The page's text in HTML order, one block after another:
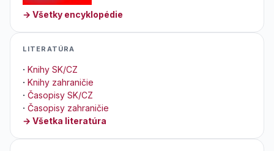
→ Všetky encyklopédie
LITERATÚRA
· Knihy SK/CZ
· Knihy zahraničie
· Časopisy SK/CZ
· Časopisy zahraničie
→ Všetka literatúra